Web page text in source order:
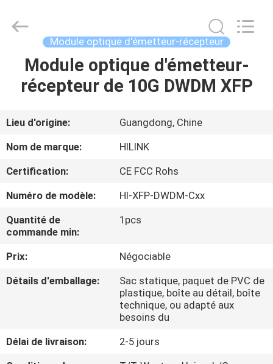
PRODUITS
PROPOS
DE
VISITE
HiLink
Technology
Module optique d'émetteur-récepteur
Module optique d'émetteur-
récepteur de 10G DWDM XFP
Lieu d'origine:
Guangdong, Chine
Nom de marque:
HILINK
Certification:
CE FCC Rohs
Numéro de modèle:
Hl-XFP-DWDM-Cxx
Quantité de
commande min:
1pcs
Prix:
Négociable
Détails d'emballage:
Sac statique, paquet de PVC de
plastique, boîte au détail, boîte
technique, ou adapté aux
besoins du
Délai de livraison:
2-5 jours